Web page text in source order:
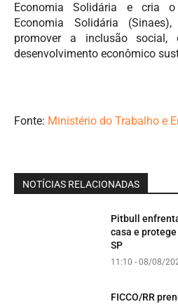
Economia Solidária e cria
Economia Solidária
promover a inclusão
desenvolvimento econômico
Fonte: Ministério do Trabalho e
NOTÍCIAS RELACIONADAS
Pitbull
casa e
SP
11:10 - 08/08/
FICCO/RR